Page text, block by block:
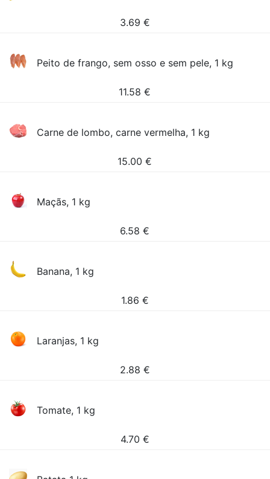
3.69 €
Peito de frango, sem osso e sem pele, 1 kg
11.58 €
Carne de lombo, carne vermelha, 1 kg
15.00 €
Maçãs, 1 kg
6.58 €
Banana, 1 kg
1.86 €
Laranjas, 1 kg
2.88 €
Tomate, 1 kg
4.70 €